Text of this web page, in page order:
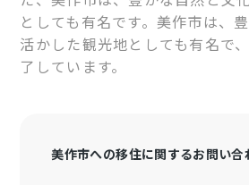
としても有名です。美作市は、
活かした観光地としても有名で
了しています。
美作市への移住に関するお問い合